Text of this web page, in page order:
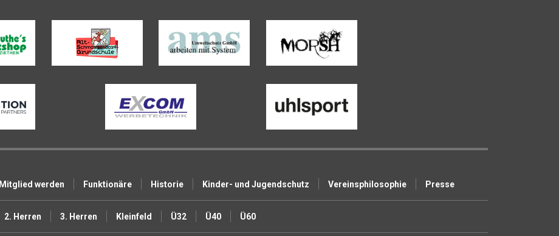
Mitglied werden Funktionäre Historie Kinder- und Jugendschutz Vereinsphilosophie Presse
2. Herren 3. Herren Kleinfeld Ü32 Ü40 Ü60